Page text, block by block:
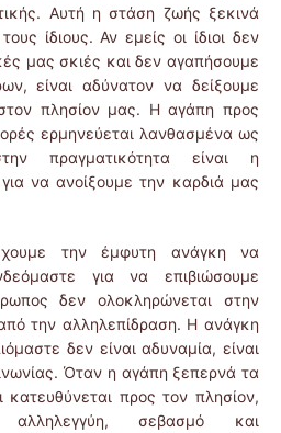
Αυτή η στάση ζωής ξεκινά
ίδιους. Αν εμείς οι ίδιοι δεν
μας σκιές και δεν αγαπήσουμε
είναι αδύνατον να δείξουμε
πλησίον μας. Η αγάπη προς
ερμηνεύεται λανθασμένα ως
πραγματικότητα είναι η
να ανοίξουμε την καρδιά μας
την έμφυτη ανάγκη να
για να επιβιώσουμε
δεν ολοκληρώνεται στην
την αλληλεπίδραση. Η ανάγκη
δεν είναι αδυναμία, είναι
Όταν η αγάπη ξεπερνά τα
προς τον πλησίον,
αλληλεγγύη, σεβασμό και